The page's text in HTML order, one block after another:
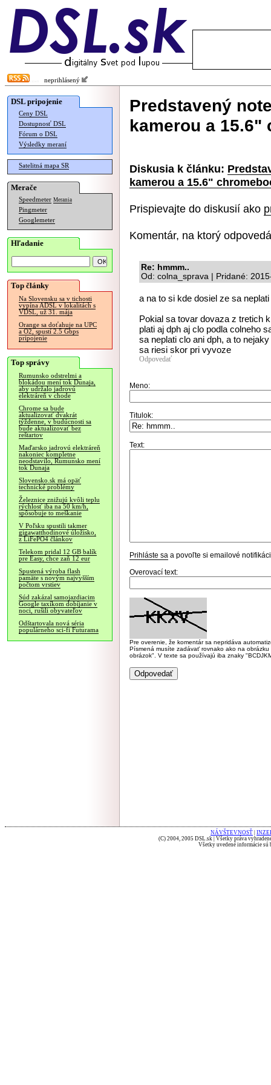
neprihlásený
DSL pripojenie
Ceny DSL
Dostupnosť DSL
Fórum o DSL
Výsledky meraní
Satelitná mapa SR
Merače
Speedmeter Merania
Pingmeter
Googlemeter
Hľadanie
Top články
Na Slovensku sa v tichosti
vypína ADSL v lokalitách s
VDSL, už 31. mája
Orange sa doťahuje na UPC
a O2, spustí 2.5 Gbps
pripojenie
Top správy
Rumunsko odstrelmi a
blokádou mení tok Dunaja,
aby udržalo jadrovú
elektráreň v chode
Chrome sa bude
aktualizovať dvakrát
týždenne, v budúcnosti sa
bude aktualizovať bez
reštartov
Maďarsko jadrovú elektráreň
nakoniec kompletne
neodstavilo, Rumunsko mení
tok Dunaja
Slovensko.sk má opäť
technické problémy
Železnice znižujú kvôli teplu
rýchlosť iba na 50 km/h,
spôsobuje to meškanie
V Poľsku spustili takmer
gigawatthodinové úložisko,
z LiFePO4 článkov
Telekom pridal 12 GB balík
pre Easy, chce zaň 12 eur
Spustená výroba flash
pamäte s novým najvyšším
počtom vrstiev
Súd zakázal samojazdiacim
Google taxíkom dobíjanie v
noci, rušili obyvateľov
Odštartovala nová séria
populárneho sci-fi Futurama
Predstavený
kamerou a 15.6"
Diskusia k článku:
kamerou a 15.6"
Prispievajte do diskusií ako
Komentár, na ktorý
Re: hmmm..
Od: colna_sprava | Pridané:
a na to si kde dosiel ze sa
Pokial sa tovar dovaza z tretich
plati aj dph aj clo podla colneho
sa neplati clo ani dph, a to
sa riesi skor pri vyvoze
Odpovedať
Meno:
Titulok:
Text:
Prihláste sa a povoľte si emailové
Overovací text:
Pre overenie, že komentár sa nepridáva
Písmená musíte zadávať rovnako ako na
obrázok". V texte sa používajú iba znaky
NÁVŠTEVNOSŤ
(C) 2004, 2005 DSL.sk | Všetky práva
Všetky uvedené informácie sú